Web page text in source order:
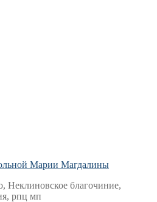
Марии Магдалины
Неклиновское благочиние,
рпц мп